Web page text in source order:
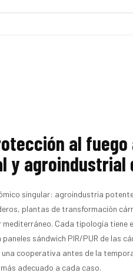
al
y agroindustrial
singular: agroindustria
plantas de transformación
Cada tipología tiene
sándwich PIR/PUR de las
cooperativa antes de la
adecuado a cada caso.